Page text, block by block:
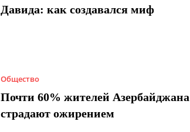
Давида: как создавался миф
Общество
Почти 60% жителей Азербайджана
страдают ожирением